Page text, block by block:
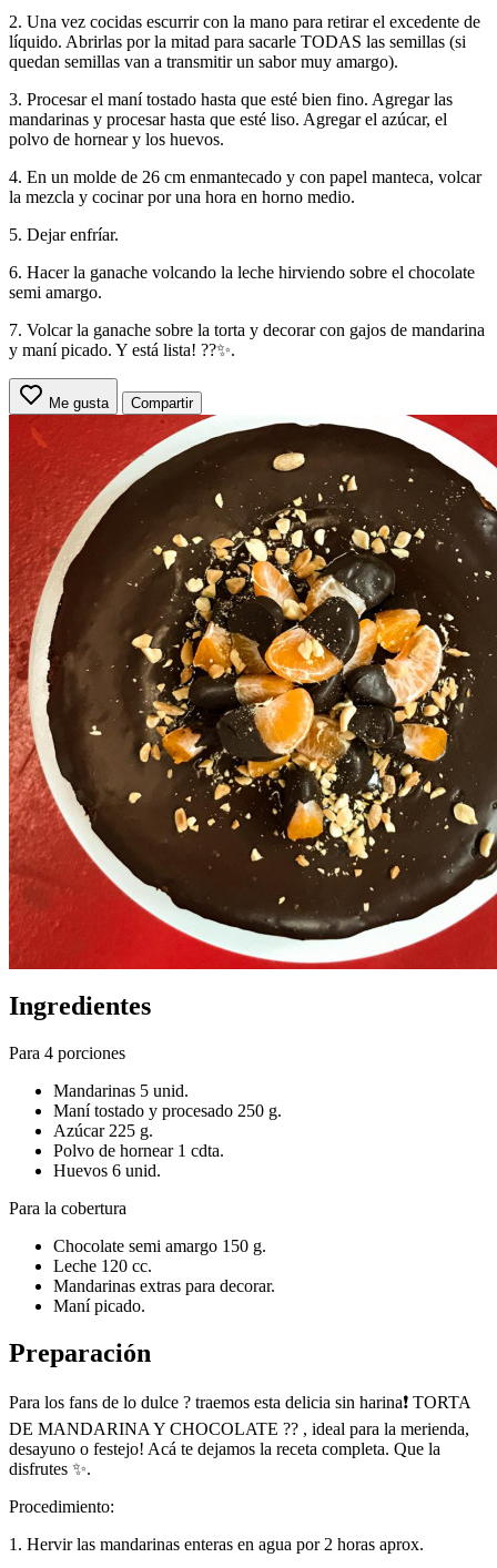
2. Una vez cocidas escurrir con la mano para retirar el excedente de
líquido. Abrirlas por la mitad para sacarle TODAS las semillas (si
quedan semillas van a transmitir un sabor muy amargo).
3. Procesar el maní tostado hasta que esté bien fino. Agregar las
mandarinas y procesar hasta que esté liso. Agregar el azúcar, el
polvo de hornear y los huevos.
4. En un molde de 26 cm enmantecado y con papel manteca, volcar
la mezcla y cocinar por una hora en horno medio.
5. Dejar enfríar.
6. Hacer la ganache volcando la leche hirviendo sobre el chocolate
semi amargo.
7. Volcar la ganache sobre la torta y decorar con gajos de mandarina
y maní picado. Y está lista! ??✨.
Me gusta Compartir
Ingredientes
Para 4 porciones
Mandarinas 5 unid.
Maní tostado y procesado 250 g.
Azúcar 225 g.
Polvo de hornear 1 cdta.
Huevos 6 unid.
Para la cobertura
Chocolate semi amargo 150 g.
Leche 120 cc.
Mandarinas extras para decorar.
Maní picado.
Preparación
Para los fans de lo dulce ? traemos esta delicia sin harina❗ TORTA
DE MANDARINA Y CHOCOLATE ?? , ideal para la merienda,
desayuno o festejo! Acá te dejamos la receta completa. Que la
disfrutes ✨.
Procedimiento:
1. Hervir las mandarinas enteras en agua por 2 horas aprox.